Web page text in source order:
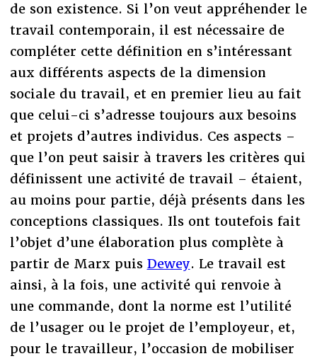
de son existence. Si l’on veut appréhender le
travail contemporain, il est nécessaire de
compléter cette définition en s’intéressant
aux différents aspects de la dimension
sociale du travail, et en premier lieu au fait
que celui-ci s’adresse toujours aux besoins
et projets d’autres individus. Ces aspects –
que l’on peut saisir à travers les critères qui
définissent une activité de travail – étaient,
au moins pour partie, déjà présents dans les
conceptions classiques. Ils ont toutefois fait
l’objet d’une élaboration plus complète à
partir de Marx puis Dewey. Le travail est
ainsi, à la fois, une activité qui renvoie à
une commande, dont la norme est l’utilité
de l’usager ou le projet de l’employeur, et,
pour le travailleur, l’occasion de mobiliser